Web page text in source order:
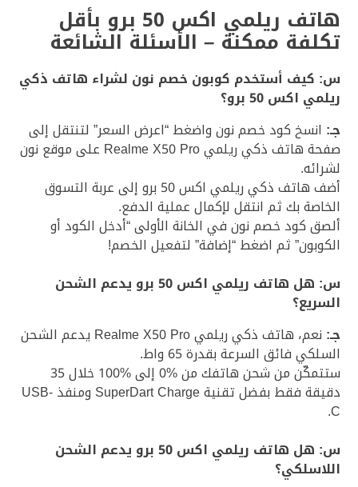
هاتف ريلمي اكس 50 برو بأقل
تكلفة ممكنة – الأسئلة الشائعة
س: كيف أستخدم كوبون خصم نون لشراء هاتف ذكي
ريلمي اكس 50 برو؟
جـ: انسخ كود خصم نون واضغط “اعرض السعر” لتنتقل إلى
صفحة هاتف ذكي ريلمي Realme X50 Pro على موقع نون
لشرائه.
أضف هاتف ذكي ريلمي اكس 50 برو إلى عربة التسوق
الخاصة بك ثم انتقل لإكمال عملية الدفع.
ألصق كود خصم نون في الخانة الأولى “أدخل الكود أو
الكوبون” ثم اضغط “إضافة” لتفعيل الخصم!
س: هل هاتف ريلمي اكس 50 برو يدعم الشحن
السريع؟
جـ:
نعم، هاتف ذكي ريلمي Realme X50 Pro يدعم الشحن
السلكي فائق السرعة بقدرة 65 واط.
ستتمكّن من شحن هاتفك من %0 إلى %100 خلال 35
دقيقة فقط بفضل تقنية SuperDart Charge ومنفذ USB-
C.
س: هل هاتف ريلمي اكس 50 برو يدعم الشحن
اللاسلكي؟